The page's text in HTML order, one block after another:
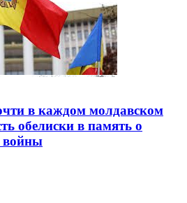
в каждом молдавском
обелиски в память о
войны